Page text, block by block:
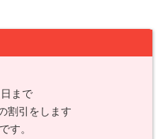
まで
割引をします
す。